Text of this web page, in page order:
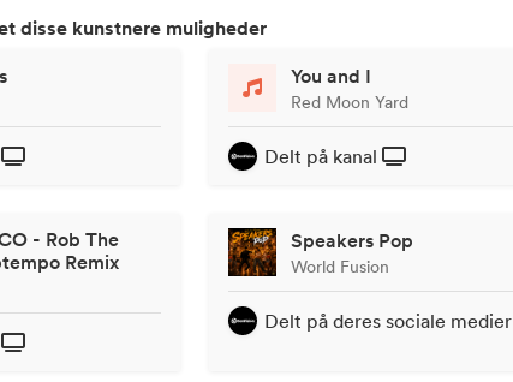
disse kunstnere muligheder
You and I
Red Moon Yard
Delt på kanal
- Rob The
Remix
Speakers Pop
World Fusion
Delt på deres sociale medier